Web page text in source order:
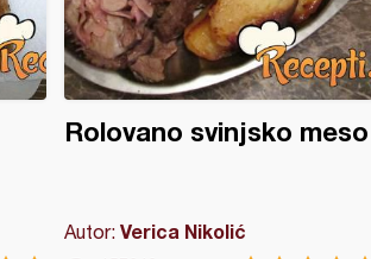
Rolovano svinjsko meso
Autor: Verica Nikolić